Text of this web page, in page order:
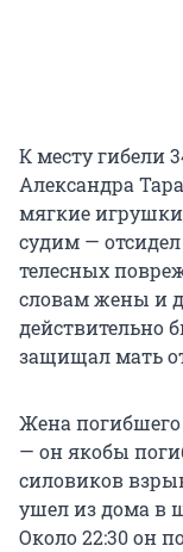
К месту гибели
Александра
мягкие
судим —
телесных
словам жены и
действительно
защищал мать
Жена
— он якобы
силовиков
ушел из дома в
Около 22:30 он